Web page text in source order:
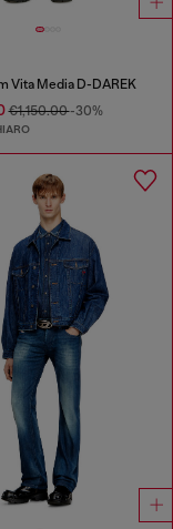
Vita Media D-DAREK
€1,150.00-30%